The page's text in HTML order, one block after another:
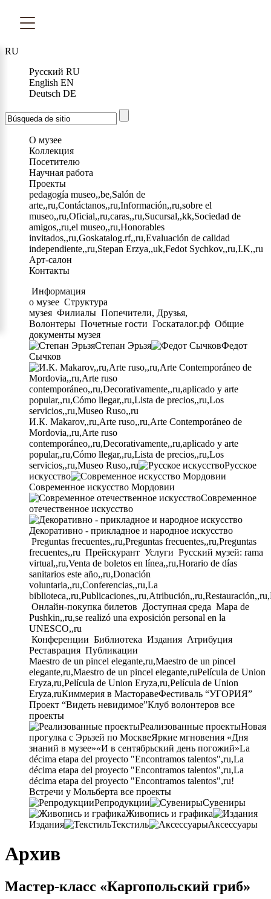
RU
Русский RU
English EN
Deutsch DE
О музее
Коллекция
Посетителю
Научная работа
Проекты
pedagogía museo,,be,Salón de
arte,,ru,Contáctanos,,ru,Información,,ru,sobre el
museo,,ru,Oficial,,ru,caras,,ru,Sucursal,,kk,Sociedad de
amigos,,ru,el museo,,ru,Honorables
invitados,,ru,Goskatalog.rf,,ru,Evaluación de calidad
independiente,,ru,Stepan Erzya,,uk,Fedot Sychkov,,ru,I.K,,ru
Арт-салон
Контакты
Информация
о музее Структура
музея Филиалы Попечители, Друзья,
Волонтеры Почетные гости Госкаталог.рф Общие
документы музея
Степан Эрьзя
Федот
Сычков
И.К. Makarov,,ru,Arte ruso,,ru,Arte Contemporáneo de
Mordovia,,ru,Arte ruso
contemporáneo,,ru,Decorativamente,,ru,aplicado y arte
popular,,ru,Cómo llegar,,ru,Lista de precios,,ru,Los
servicios,,ru,Museo Ruso,,ru
Русское
искусство
Современное искусство Мордовии
Современное
отечественное искусство
Декоративно - прикладное и народное искусство
Preguntas frecuentes,,ru,Preguntas frecuentes,,ru,Preguntas
frecuentes,,ru Прейскурант Услуги Русский музей: rama
virtual,,ru,Venta de boletos en línea,,ru,Horario de días
sanitarios este año,,ru,Donación
voluntaria,,ru,Conferencias,,ru,La
Онлайн-покупка билетов Доступная среда Mapa de
Pushkin,,ru,se realizó una exposición personal en la
UNESCO,,ru
Конференции Библиотека Издания Атрибуция
Реставрация Публикации
Maestro de un pincel elegante,ru,Maestro de un pincel
elegante,ru,Maestro de un pincel elegante,ruPelícula de Union
Eryza,ru,Película de Union Eryza,ru,Película de Union
Eryza,ruКиммерия в МасторавеФестиваль “УГОРИЯ”
Проект “Видеть невидимое”Клуб волонтеров все
проекты
Реализованные проектыНовая
прогулка с Эрьзей по МосквеЯркие мгновения «Дня
знаний в музее»«И в сентябрьский день погожий»La
décima etapa del proyecto "Encontramos talentos",ru,La
décima etapa del proyecto "Encontramos talentos",ru,La
décima etapa del proyecto "Encontramos talentos",ru!
Встречи у Мольберта все проекты
Репродукции
Сувениры
Живопись и графика
Издания
Текстиль Аксессуары
Архив
Мастер-класс «Каргопольский гриб»